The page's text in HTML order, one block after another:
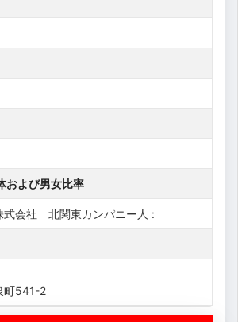
および男女比率
式会社 北関東カンパニー人 :
町541-2